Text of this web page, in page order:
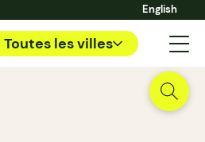
English
Toutes les villes